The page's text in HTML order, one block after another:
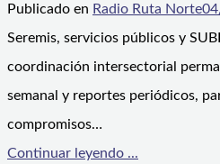
Publicado en Radio Ruta Norte
Seremis, servicios públicos y
coordinación intersectorial
semanal y reportes periódicos,
compromisos…
Continuar leyendo ...